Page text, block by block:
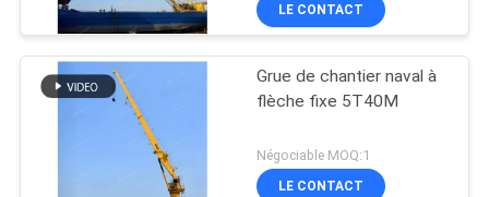
LE CONTACT
Grue de chantier naval à
flèche fixe 5T40M
Négociable MOQ:1
LE CONTACT